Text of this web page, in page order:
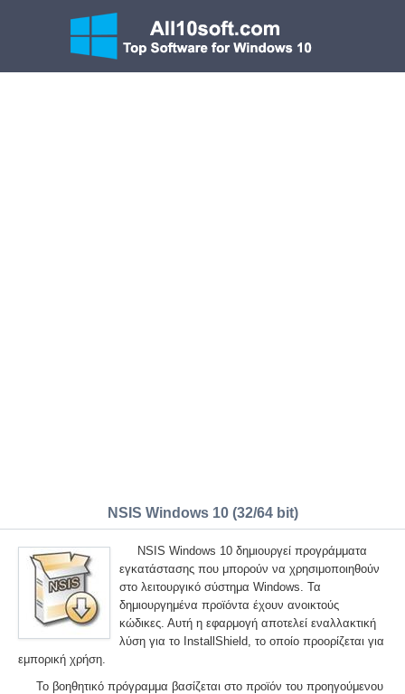
NSIS Windows 10 (32/64 bit)
NSIS Windows 10 δημιουργεί προγράμματα
εγκατάστασης που μπορούν να χρησιμοποιηθούν
στο λειτουργικό σύστημα Windows. Τα
δημιουργημένα προϊόντα έχουν ανοικτούς
κώδικες. Αυτή η εφαρμογή αποτελεί εναλλακτική
λύση για το InstallShield, το οποίο προορίζεται για
εμπορική χρήση.
Το βοηθητικό πρόγραμμα βασίζεται στο προϊόν του προηγούμενου